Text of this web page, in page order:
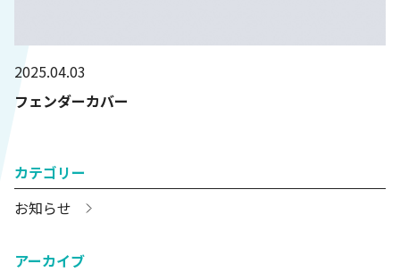
2025.04.03
フェンダーカバー
カテゴリー
お知らせ
アーカイブ